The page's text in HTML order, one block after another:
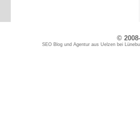
©
SEO Blog und Agentur aus Uelzen bei